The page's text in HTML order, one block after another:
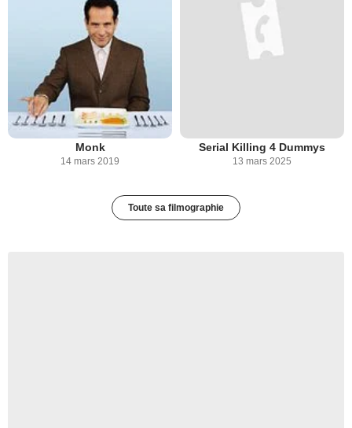
Monk
14 mars 2019
Serial Killing 4 Dummys
13 mars 2025
Toute sa filmographie